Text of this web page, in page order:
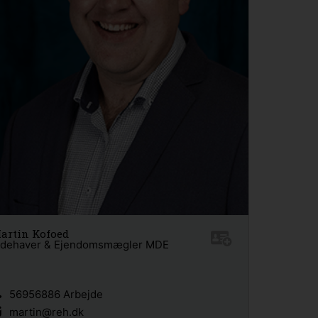
Kofoed
& Ejendomsmægler MDE
56956886 Arbejde
martin@reh.dk